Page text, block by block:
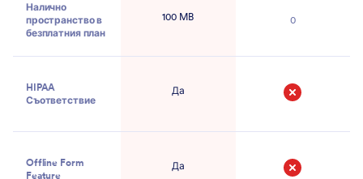
Налично
пространство в
безплатния план
100 MB 0
HIPAA
Съответствие
Да
Offline Form
Feature
Да